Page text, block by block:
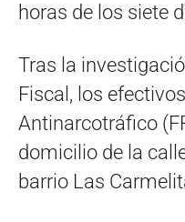
horas de los siete
Tras la
Fiscal, los
Antinarcotráfico
domicilio de la
barrio Las